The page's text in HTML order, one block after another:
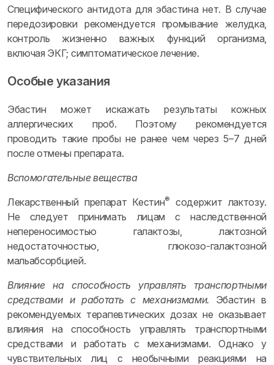
Специфического антидота для эбастина нет. В случае
передозировки рекомендуется промывание желудка,
контроль жизненно важных функций организма,
включая ЭКГ; симптоматическое лечение.
Особые указания
Эбастин может искажать результаты кожных
аллергических проб. Поэтому рекомендуется
проводить такие пробы не ранее чем через 5–7 дней
после отмены препарата.
Вспомогательные вещества
Лекарственный препарат Кестин®
содержит лактозу.
Не следует принимать лицам с наследственной
непереносимостью галактозы, лактозной
недостаточностью, глюкозо-галактозной
мальабсорбцией.
Влияние на способность управлять транспортными
средствами и работать с механизмами. Эбастин в
рекомендуемых терапевтических дозах не оказывает
влияния на способность управлять транспортными
средствами и работать с механизмами. Однако у
чувствительных лиц с необычными реакциями на